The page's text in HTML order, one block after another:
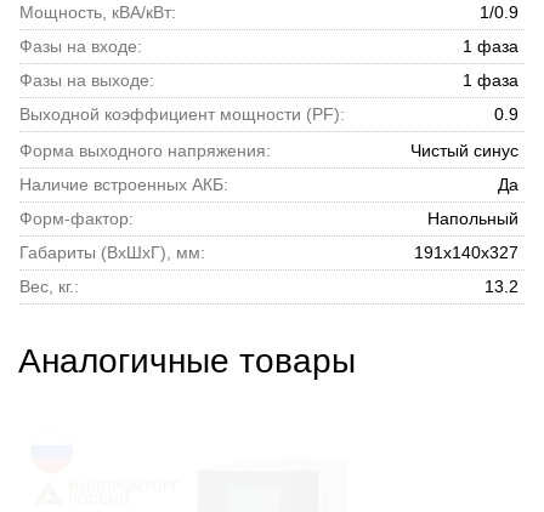
Мощность, кВА/кВт:
1/0.9
Фазы на входе:
1 фаза
Фазы на выходе:
1 фаза
Выходной коэффициент мощности (PF):
0.9
Форма выходного напряжения:
Чистый синус
Наличие встроенных АКБ:
Да
Форм-фактор:
Напольный
Габариты (ВхШхГ), мм:
191x140x327
Вес, кг.:
13.2
Аналогичные товары